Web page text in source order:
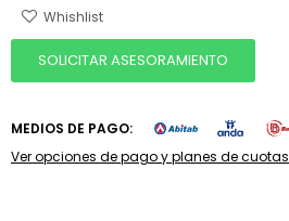
SOLICITAR ASESORAMIENTO
MEDIOS DE PAGO:
Ver opciones de pago y planes de cuotas